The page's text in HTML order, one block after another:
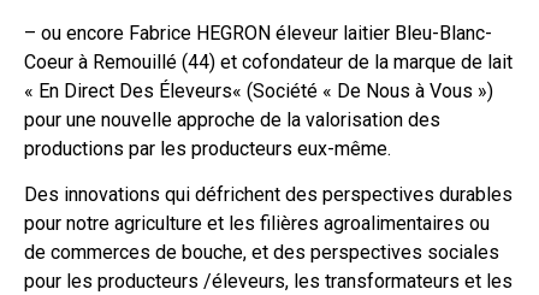
– ou encore Fabrice HEGRON éleveur laitier Bleu-Blanc-
Coeur à Remouillé (44) et cofondateur de la marque de lait
« En Direct Des Éleveurs« (Société « De Nous à Vous »)
pour une nouvelle approche de la valorisation des
productions par les producteurs eux-même.
Des innovations qui défrichent des perspectives durables
pour notre agriculture et les filières agroalimentaires ou
de commerces de bouche, et des perspectives sociales
pour les producteurs /éleveurs, les transformateurs et les